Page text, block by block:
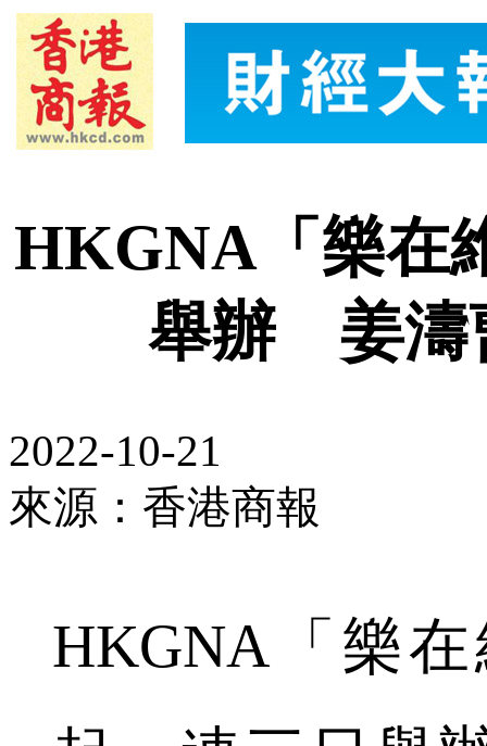
HKGNA「樂在
舉辦 姜濤
2022-10-21
來源：香港商報
HKGNA「樂在